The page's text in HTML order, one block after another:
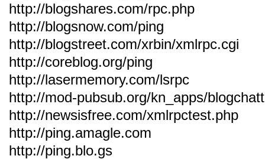
http://blogshares.com/rpc.php
http://blogsnow.com/ping
http://blogstreet.com/xrbin/xmlrpc.cgi
http://coreblog.org/ping
http://lasermemory.com/lsrpc
http://mod-pubsub.org/kn_apps/
http://newsisfree.com/xmlrpctest.php
http://ping.amagle.com
http://ping.blo.gs